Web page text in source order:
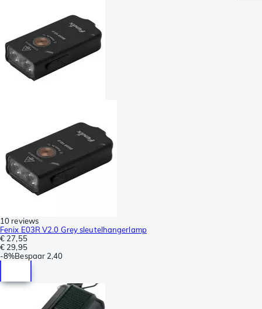
10 reviews
Fenix E03R V2.0 Grey sleutelhangerlamp
€ 27,55
€ 29,95
-8%Bespaar 2,40